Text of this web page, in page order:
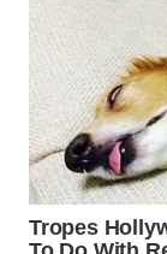
WN
BOROBUDUR
WN
MADURA
WN